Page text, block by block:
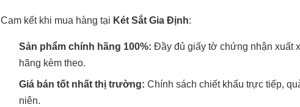
Cam kết khi mua hàng tại Két Sắt Gia Định:
Sản phẩm chính hãng 100%: Đầy đủ giấy tờ chứng nhận xuất
hãng kèm theo.
Giá bán tốt nhất thị trường: Chính sách chiết khấu trực tiếp,
niên.